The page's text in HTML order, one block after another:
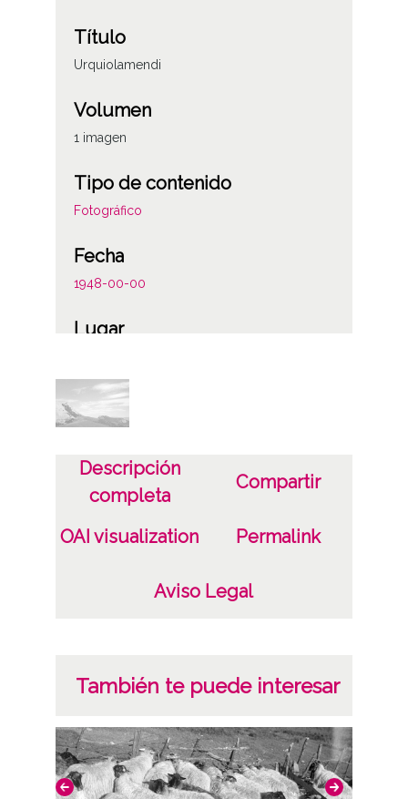
Título
Urquiolamendi
Volumen
1 imagen
Tipo de contenido
Fotográfico
Fecha
1948-00-00
Lugar
Notas
Número carpetilla original: X-022/028
Licencia de las imágenes
CC BY-NC-SA 4.0
Descripción
completa
Compartir
OAI visualization Permalink
Aviso Legal
También te puede interesar